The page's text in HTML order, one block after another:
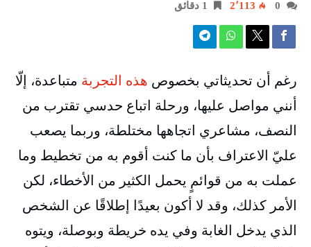
2٬113 1 ‫دقائق‬
رغم أن تحديثاتي بخصوص هذه التجربة متباعدة، إلّا
أنني مواصل عليها، ورحلة اتباع حدسي تقترب من
النصف، مشاعري اتجاهها مختلطة، وربما يصعب
عليّ الاعتراف بأن ما كنت أقوم به من تخطيط وما
عملت به من قوائمٍ يحمل الكثير من الأخطاء، لكن
الأمر كذلك، وقد لا أكون بعيدًا إطلاقًا عن الشخص
الذي يدخل الغابة وفي يده خريطة وبوصلة، ويتوه